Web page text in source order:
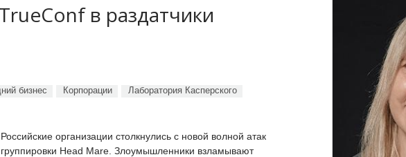
в раздатчики
бизнес Корпорации Лаборатория Касперского
Российские организации столкнулись с новой волной атак
группировки Head Mare. Злоумышленники взламывают